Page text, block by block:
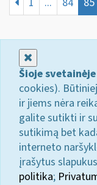
Šioje
cookies).
ir jiems nėra
galite sutikti ir
sutikimą bet
interneto
įrašytus
politika;